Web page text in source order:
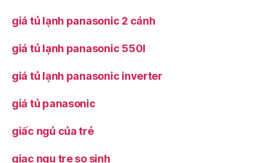
giá tủ lạnh panasonic 2 cánh
giá tủ lạnh panasonic 550l
giá tủ lạnh panasonic inverter
giá tủ panasonic
giấc ngủ của trẻ
giac ngu tre so sinh